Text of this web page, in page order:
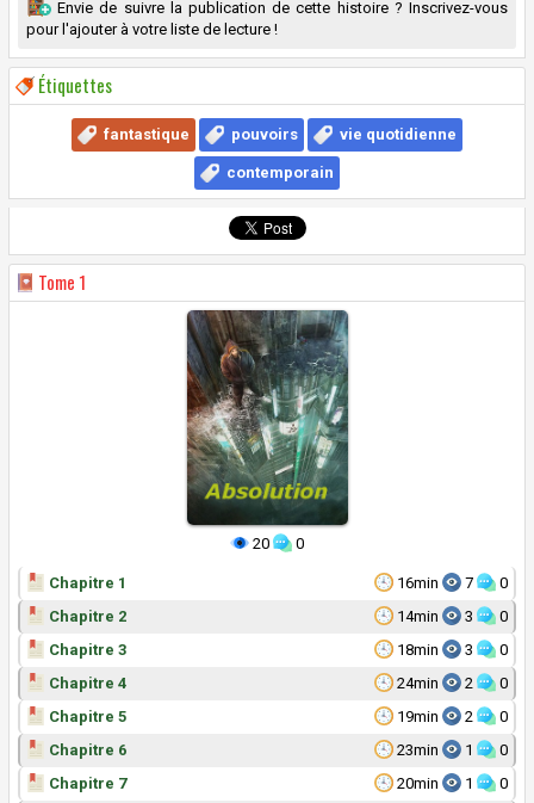
Envie de suivre la publication de cette histoire ? Inscrivez-vous
pour l'ajouter à votre liste de lecture !
Étiquettes
fantastique pouvoirs vie quotidienne
contemporain
Tome 1
20 0
16min 7 0
Chapitre 1
14min
3 0
Chapitre 2
18min
3 0
Chapitre 3
24min
2 0
Chapitre 4
19min
2 0
Chapitre 5
23min
1 0
Chapitre 6
20min
1 0
Chapitre 7